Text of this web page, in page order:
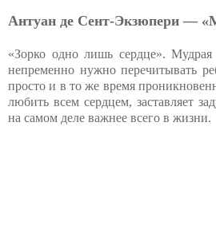
Антуан де Сент-Экзюпери —
«Зорко одно лишь сердце». Мудрая
непременно нужно перечитывать
просто и в то же время
любить всем сердцем, заставляет
на самом деле важнее всего в жизни.